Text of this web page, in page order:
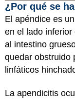
¿Por qué se
El apéndice es
en el lado
al intestino
quedar obstruido
linfáticos
La apendicitis